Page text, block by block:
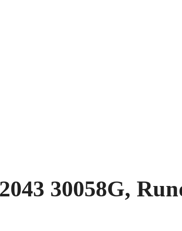
30058G,